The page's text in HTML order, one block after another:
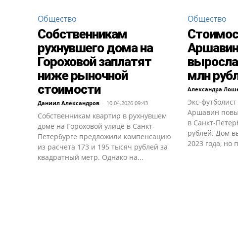
Общество
Собственникам
рухнувшего дома на
Гороховой заплатят
ниже рыночной
стоимости
Даниил Александров - 10.04.2026 09:43
Собственникам квартир в рухнувшем
доме на Гороховой улице в Санкт-
Петербурге предложили компенсацию
из расчета 173 и 195 тысяч рублей за
квадратный метр. Однако на...
Общество
млн
Александра
Экс-
Аршавин
в Санкт-
рублей. Дом
2023 года, но